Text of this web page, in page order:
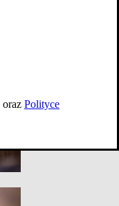
oraz Polityce